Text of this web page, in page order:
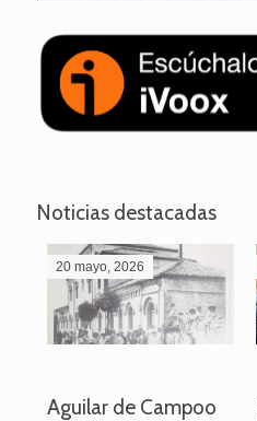
Noticias destacadas
20 mayo, 2026
Aguilar de Campoo